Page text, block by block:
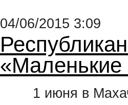
04/06/2015 3:09
«Маленькие
1 июня в